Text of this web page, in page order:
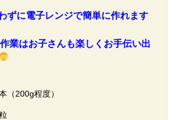
ずに電子レンジで簡単に作れます
はお子さんも楽しくお手伝い出
（200g程度）